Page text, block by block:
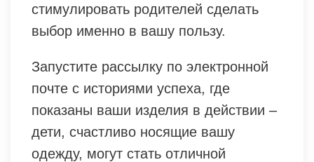
стимулировать родителей сделать
выбор именно в вашу пользу.
Запустите рассылку по электронной
почте с историями успеха, где
показаны ваши изделия в действии –
дети, счастливо носящие вашу
одежду, могут стать отличной